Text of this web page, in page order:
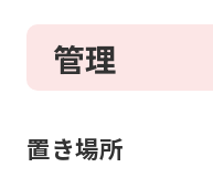
管理
置き場所